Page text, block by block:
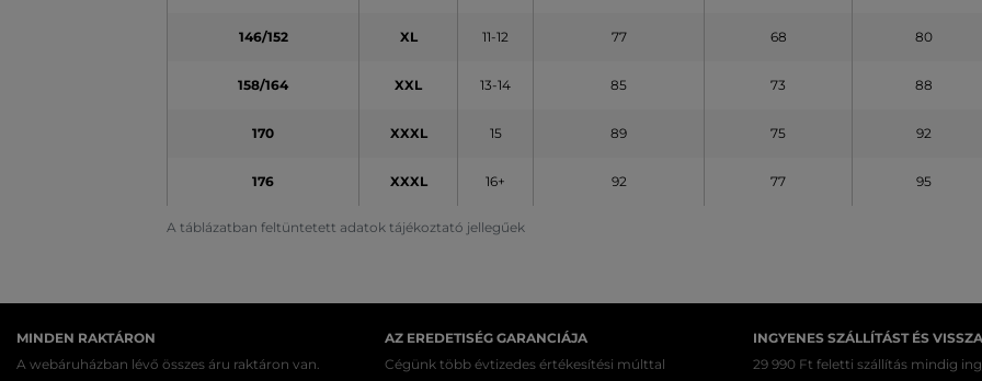
A táblázatban feltüntetett adatok tájékoztató jellegűek
146/152 XL 11-12 77 68 80
158/164 XXL 13-14 85 73 88
170 XXXL 15 89 75 92
176 XXXL 16+ 92 77 95
MINDEN RAKTÁRON
A webáruházban lévő összes áru raktáron van.
AZ EREDETISÉG GARANCIÁJA
Cégünk több évtizedes értékesítési múlttal
INGYENES SZÁLLÍTÁST ÉS
29 990 Ft feletti szállítás mindig